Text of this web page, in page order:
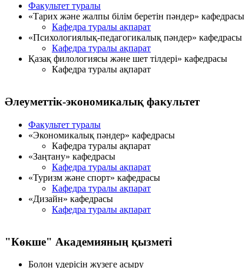
Факультет туралы
«Тарих және жалпы білім беретін пәндер» кафедрасы
Кафедра туралы ақпарат
«Психологиялық-педагогикалық пәндер» кафедрасы
Кафедра туралы ақпарат
Қазақ филологиясы және шет тілдері» кафедрасы
Кафедра туралы ақпарат
Әлеуметтік-экономикалық факультет
Факультет туралы
«Экономикалық пәндер» кафедрасы
Кафедра туралы ақпарат
«Заңтану» кафедрасы
Кафедра туралы ақпарат
«Туризм және спорт» кафедрасы
Кафедра туралы ақпарат
«Дизайн» кафедрасы
Кафедра туралы ақпарат
"Көкше" Академияның қызметi
Болон үдерісін жүзеге асыру